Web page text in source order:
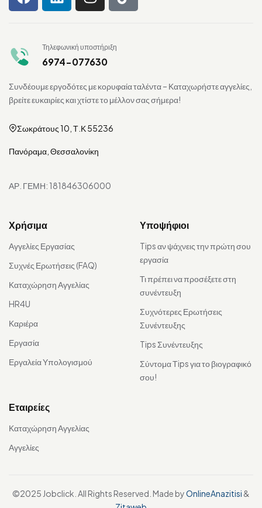
Τηλεφωνική υποστήριξη
6974-077630
Συνδέουμε εργοδότες με κορυφαία ταλέντα – Καταχωρήστε αγγελίες,
βρείτε ευκαιρίες και χτίστε το μέλλον σας σήμερα!
Σωκράτους 10, Τ.Κ 55236
Πανόραμα, Θεσσαλονίκη
ΑΡ. ΓΕΜΗ: 181846306000
Χρήσιμα
Αγγελίες Εργασίας
Συχνές Ερωτήσεις (FAQ)
Καταχώρηση Αγγελίας
HR4U
Καριέρα
Εργασία
Εργαλεία Υπολογισμού
Υποψήφιοι
Tips αν ψάχνεις την πρώτη σου
εργασία
Τι πρέπει να προσέξετε στη
συνέντευξη
Συχνότερες Ερωτήσεις
Συνέντευξης
Tips Συνέντευξης
Σύντομα Τips για το βιογραφικό
σου!
Εταιρείες
Καταχώρηση Αγγελίας
Αγγελίες
©2025 Jobclick. All Rights Reserved. Made byOnlineAnazitisi &